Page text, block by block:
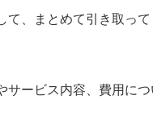
、まとめて引き取って
サービス内容、費用に